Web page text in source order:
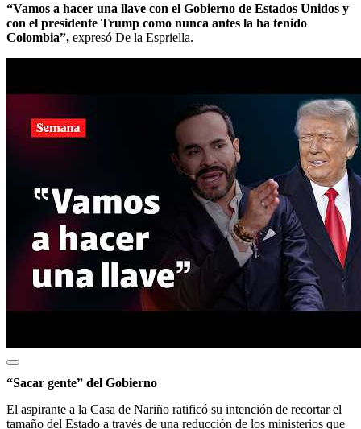
“Vamos a hacer una llave con el Gobierno de Estados Unidos y
con el presidente Trump como nunca antes la ha tenido
Colombia”, expresó De la Espriella.
“Sacar gente” del Gobierno
El aspirante a la Casa de Nariño ratificó su intención de recortar el
tamaño del Estado a través de una reducción de los ministerios que